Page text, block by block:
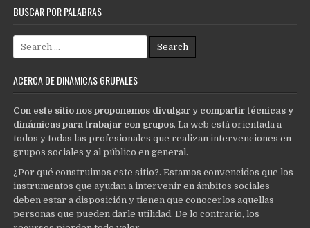
BUSCAR POR PALABRAS
Search
for:
ACERCA DE DINÁMICAS GRUPALES
Con este sitio nos proponemos divulgar y compartir técnicas y
dinámicas para trabajar con grupos. La web está orientada a
todos y todas las profesionales que realizan intervenciones en
grupos sociales y al público en general.
¿Por qué construimos este sitio?. Estamos convencidos que los
instrumentos que ayudan a intervenir en ámbitos sociales
deben estar a disposición y tienen que conocerlos aquellas
personas que pueden darle utilidad. De lo contrario, los